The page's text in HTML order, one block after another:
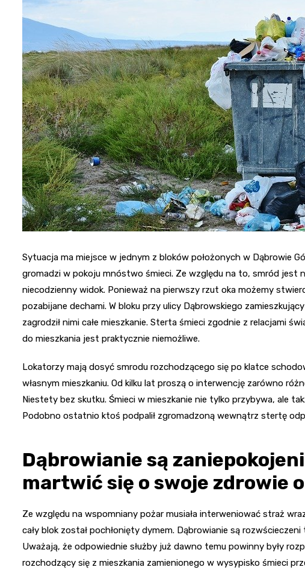
Sytuacja ma miejsce w jednym z bloków położonych w Dąbrowie
gromadzi w pokoju mnóstwo śmieci. Ze względu na to, smród jest
niecodzienny widok. Ponieważ na pierwszy rzut oka możemy
pozabijane dechami. W bloku przy ulicy Dąbrowskiego
zagrodził nimi całe mieszkanie. Sterta śmieci zgodnie z relacjami
do mieszkania jest praktycznie niemożliwe.
Lokatorzy mają dosyć smrodu rozchodzącego się po klatce
własnym mieszkaniu. Od kilku lat proszą o interwencję zarówno
Niestety bez skutku. Śmieci w mieszkanie nie tylko przybywa, ale
Podobno ostatnio ktoś podpalił zgromadzoną wewnątrz stertę
Dąbrowianie są
martwić się o swoje zdrowie
Ze względu na wspomniany pożar musiała interweniować straż
cały blok został pochłonięty dymem. Dąbrowianie są
Uważają, że odpowiednie służby już dawno temu powinny były
rozchodzący się z mieszkania zamienionego w wysypisko śmieci